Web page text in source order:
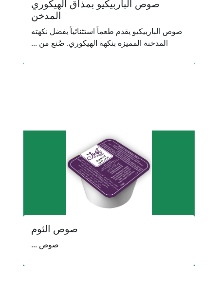
صوص الباربيكيو بمذاق الهيكوري
المدخن
صوص الباربيكيو يقدم طعماً استثنائياً بفضل نكهته
المدخنة المميزة بنكهة الهيكوري. صُنع من ...
صوص الثوم
صوص ...